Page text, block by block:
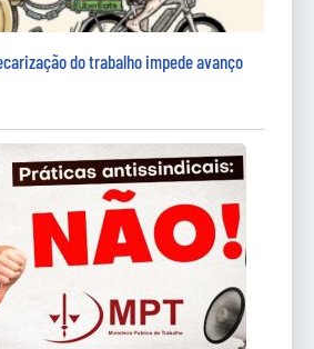
do trabalho impede avanço